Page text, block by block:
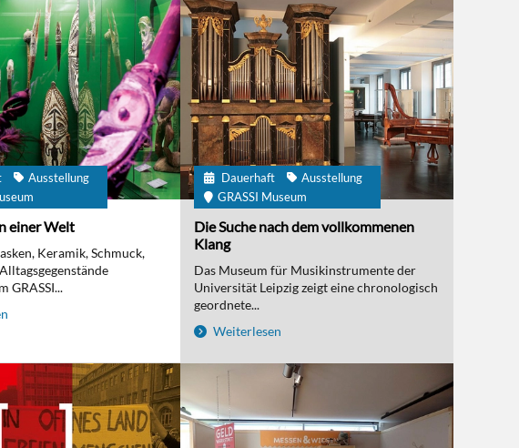
Ausstellung
einer Welt
Keramik, Schmuck,
GRASSI...
Dauerhaft
Ausstellung
GRASSI Museum
Die Suche nach dem vollkommenen
Klang
Das Museum für Musikinstrumente der
Universität Leipzig zeigt eine chronologisch
geordnete...
Weiterlesen